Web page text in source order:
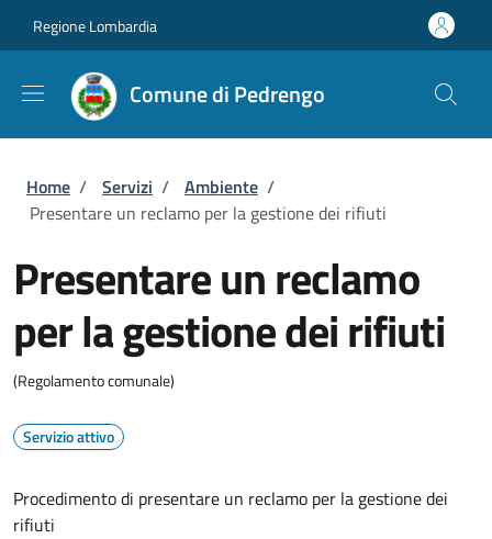
Regione Lombardia
Comune di Pedrengo
Briciole di pane
Home / Servizi / Ambiente /
Presentare un reclamo per la gestione dei rifiuti
Presentare un reclamo
per la gestione dei rifiuti
(Regolamento comunale)
Servizio attivo
Procedimento di presentare un reclamo per la gestione dei
rifiuti